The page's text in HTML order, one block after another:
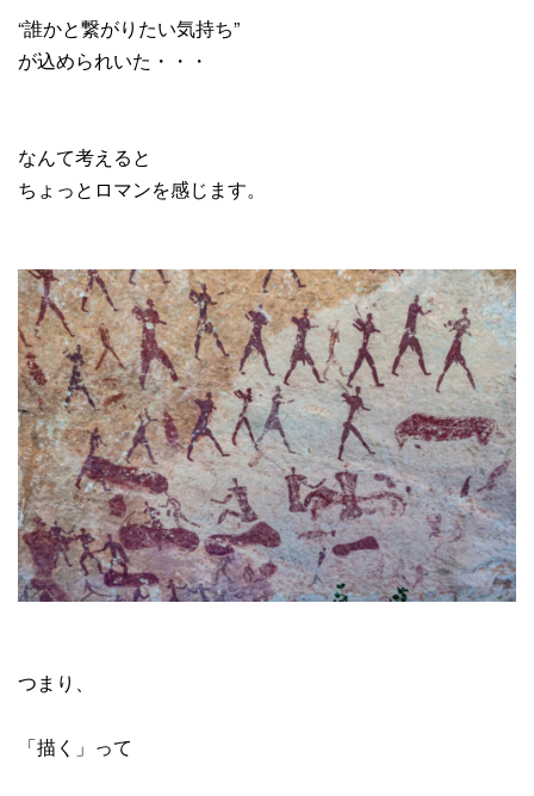
“誰かと繋がりたい気持ち”
が込められいた・・・
なんて考えると
ちょっとロマンを感じます。
つまり、
「描く」って